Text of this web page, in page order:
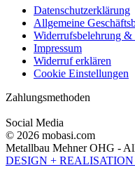
Datenschutzerklärung
Allgemeine
Widerrufsbelehrung
Impressum
Widerruf erklären
Cookie Einstellungen
Zahlungsmethoden
Social Media
© 2026 mobasi.com
Metallbau Mehner OHG -
DESIGN + REALISATION